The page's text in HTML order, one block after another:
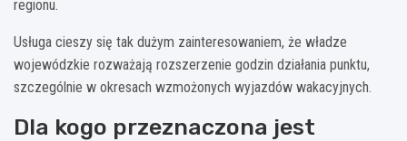
regionu.
Usługa cieszy się tak dużym zainteresowaniem, że władze
wojewódzkie rozważają rozszerzenie godzin działania punktu,
szczególnie w okresach wzmożonych wyjazdów wakacyjnych.
Dla kogo przeznaczona jest